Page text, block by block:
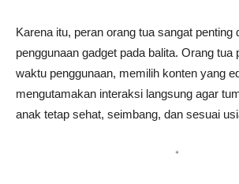
Karena itu, peran orang tua sangat penting
penggunaan gadget pada balita. Orang tua
waktu penggunaan, memilih konten yang
mengutamakan interaksi langsung agar
anak tetap sehat, seimbang, dan sesuai
*